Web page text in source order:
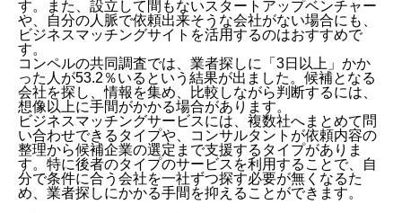
す。また、設立して間もないスタートアップベンチャー
や、自分の人脈で依頼出来そうな会社がない場合にも、
ビジネスマッチングサイトを活用するのはおすすめで
す。
コンペルの共同調査では、業者探しに「3日以上」かか
った人が53.2％いるという結果が出ました。候補となる
会社を探し、情報を集め、比較しながら判断するには、
想像以上に手間がかかる場合があります。
ビジネスマッチングサービスには、複数社へまとめて問
い合わせできるタイプや、コンサルタントが依頼内容の
整理から候補企業の選定まで支援するタイプがありま
す。特に後者のタイプのサービスを利用することで、自
分で条件に合う会社を一社ずつ探す必要が無くなるた
め、業者探しにかかる手間を抑えることができます。